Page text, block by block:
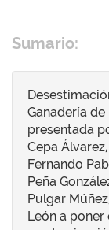
Sumario:
Ganadería
presentada
Cepa
Fernando
Peña
Pulgar
León a